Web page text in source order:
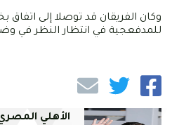
للمدفعجية في انتظار النظر في
الأهلي